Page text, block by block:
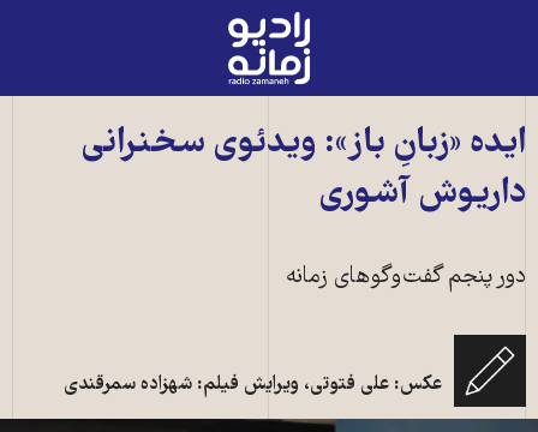
رادیو
زمانه
صفحه
اصلی
ایده «زبانِ باز»: ویدئوی سخنرانی
داریوش آشوری
دور پنجم گفت‌وگوهای زمانه
عکس: علی فتوتی، ویرایش فیلم: شهزاده سمرقندی